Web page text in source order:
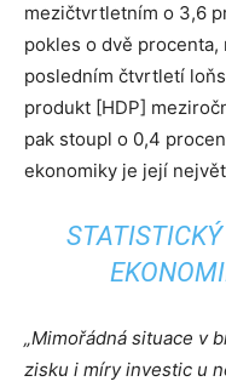
mezičtvrtletním o 3,6
pokles o dvě
posledním čtvrtletí
produkt [HDP]
pak stoupl o 0,4
ekonomiky je její
„Mimořádná situace v
zisku i míry investic u